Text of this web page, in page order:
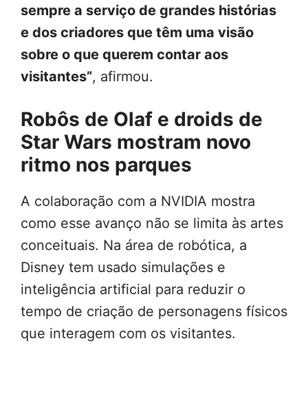
sempre a serviço de grandes histórias
e dos criadores que têm uma visão
sobre o que querem contar aos
visitantes”, afirmou.
Robôs de Olaf e droids de
Star Wars mostram novo
ritmo nos parques
A colaboração com a NVIDIA mostra
como esse avanço não se limita às artes
conceituais. Na área de robótica, a
Disney tem usado simulações e
inteligência artificial para reduzir o
tempo de criação de personagens físicos
que interagem com os visitantes.